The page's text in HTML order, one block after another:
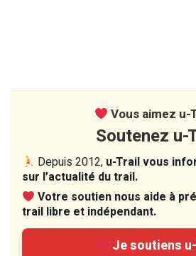
Vous aimez u-
Soutenez u-
Depuis 2012, u-Trail vous
sur l’actualité du trail.
Votre soutien nous aide à
trail libre et indépendant.
Je soutiens